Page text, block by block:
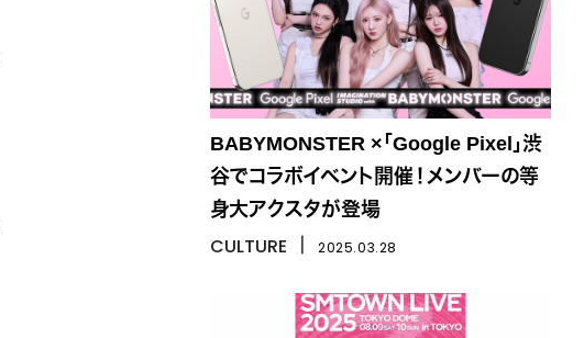
BABYMONSTER ×「Google Pixel」渋
谷でコラボイベント開催！メンバーの等
身大アクスタが登場
CULTURE 2025.03.28